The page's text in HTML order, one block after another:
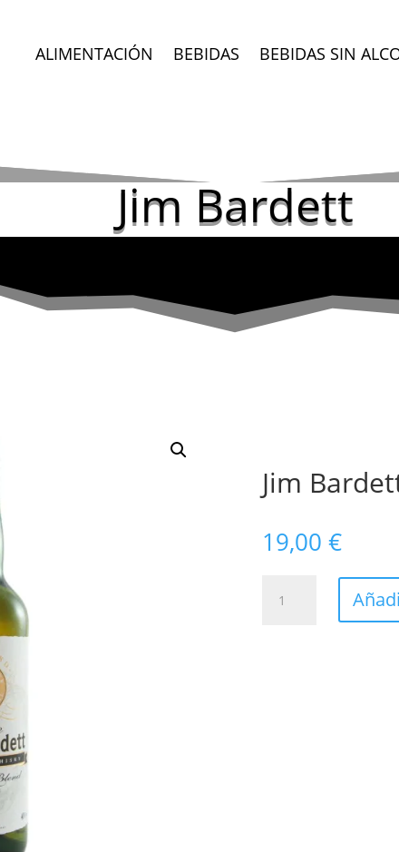
ALIMENTACIÓN BEBIDAS BEBIDAS SIN
Jim Bardett
Jim
19,00 €
Bardett